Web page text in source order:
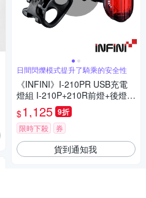
日間閃爍模式提升了騎乘的安全性
《INFINI》I-210PR USB充電
燈組 I-210P+210R前燈+後燈/
車燈/警示/照明
$1,125 9折
限時下殺 券
貨到通知我